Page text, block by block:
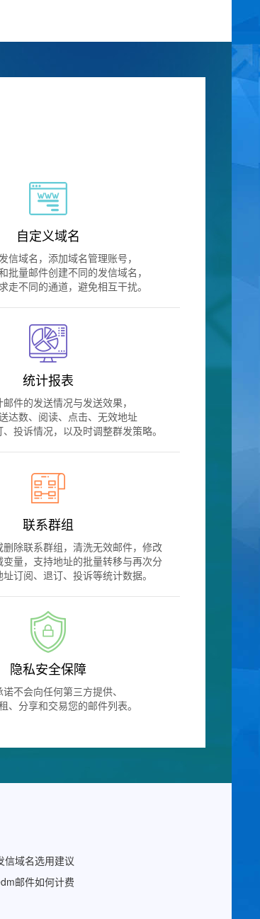
自定义域名
信域名，添加域名管理账号，
批量邮件创建不同的发信域名，
走不同的通道，避免相互干扰。
统计报表
件的发送情况与发送效果，
达数、阅读、点击、无效地址
投诉情况，以及时调整群发策略。
联系群组
除联系群组，清洗无效邮件，修改
量，支持地址的批量转移与再次分
订阅、退订、投诉等统计数据。
隐私安全保障
不会向任何第三方提供、
、分享和交易您的邮件列表。
信域名选用建议
邮件如何计费